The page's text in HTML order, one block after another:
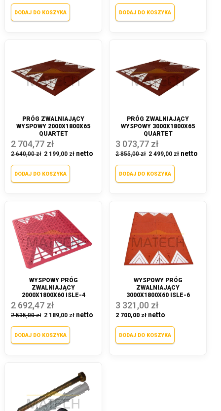
DODAJ DO KOSZYKA DODAJ DO KOSZYKA
PRÓG ZWALNIAJĄCY
WYSPOWY 2000X1800X65
QUARTET
2 704,77 zł
2 199,00 zł
2 640,00 zł
DODAJ DO KOSZYKA
PRÓG ZWALNIAJĄCY
WYSPOWY 3000X1800X65
QUARTET
3 073,77 zł
2 499,00 zł
2 855,00 zł
DODAJ DO KOSZYKA
WYSPOWY PRÓG
ZWALNIAJĄCY
2000X1800X60 ISLE-4
2 692,47 zł
2 189,00 zł
2 535,00 zł
DODAJ DO KOSZYKA
WYSPOWY PRÓG
ZWALNIAJĄCY
3000X1800X60 ISLE-6
3 321,00 zł
2 700,00 zł
DODAJ DO KOSZYKA